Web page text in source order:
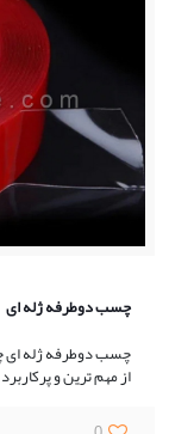
چسب دوطرفه ژله ای
چسب دوطرفه ژله ای
از مهم ترین و